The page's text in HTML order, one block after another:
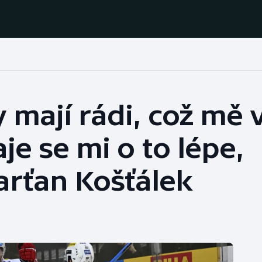
Jezdectví
Judo
Krasobruslení
Rychlobruslení
Rychlostní
kanoistika
Short track
mají rádi, což mě
se mi o to lépe,
Košťálek